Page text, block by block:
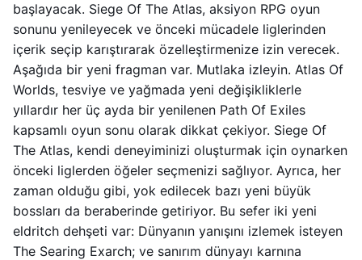
başlayacak. Siege Of The Atlas, aksiyon RPG oyun
sonunu yenileyecek ve önceki mücadele liglerinden
içerik seçip karıştırarak özelleştirmenize izin verecek.
Aşağıda bir yeni fragman var. Mutlaka izleyin. Atlas Of
Worlds, tesviye ve yağmada yeni değişikliklerle
yıllardır her üç ayda bir yenilenen Path Of Exiles
kapsamlı oyun sonu olarak dikkat çekiyor. Siege Of
The Atlas, kendi deneyiminizi oluşturmak için oynarken
önceki liglerden öğeler seçmenizi sağlıyor. Ayrıca, her
zaman olduğu gibi, yok edilecek bazı yeni büyük
bossları da beraberinde getiriyor. Bu sefer iki yeni
eldritch dehşeti var: Dünyanın yanışını izlemek isteyen
The Searing Exarch; ve sanırım dünyayı karnına